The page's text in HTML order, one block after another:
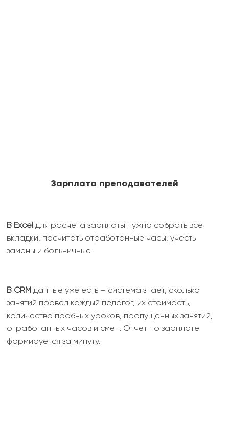
Зарплата преподавателей
В Excel для расчета зарплаты нужно собрать все
вкладки, посчитать отработанные часы, учесть
замены и больничные.
В CRM данные уже есть – система знает, сколько
занятий провел каждый педагог, их стоимость,
количество пробных уроков, пропущенных занятий,
отработанных часов и смен. Отчет по зарплате
формируется за минуту.